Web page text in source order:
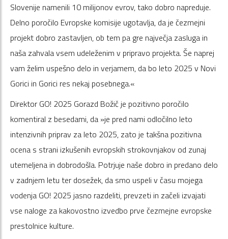
Slovenije namenili 10 milijonov evrov, tako dobro napreduje.
Delno poročilo Evropske komisije ugotavlja, da je čezmejni
projekt dobro zastavljen, ob tem pa gre največja zasluga in
naša zahvala vsem udeleženim v pripravo projekta. Še naprej
vam želim uspešno delo in verjamem, da bo leto 2025 v Novi
Gorici in Gorici res nekaj posebnega.«
Direktor GO! 2025 Gorazd Božič je pozitivno poročilo
komentiral z besedami, da »je pred nami odločilno leto
intenzivnih priprav za leto 2025, zato je takšna pozitivna
ocena s strani izkušenih evropskih strokovnjakov od zunaj
utemeljena in dobrodošla. Potrjuje naše dobro in predano delo
v zadnjem letu ter dosežek, da smo uspeli v času mojega
vodenja GO! 2025 jasno razdeliti, prevzeti in začeli izvajati
vse naloge za kakovostno izvedbo prve čezmejne evropske
prestolnice kulture.